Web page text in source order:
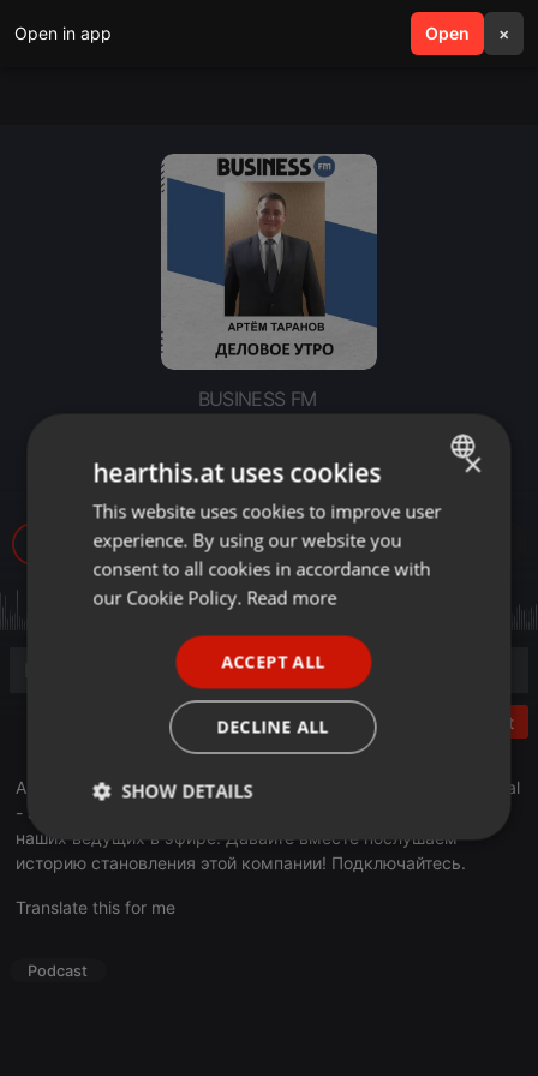
Open in app Open ×
search menu
BUSINESS FM
Деловое утро: Керемет Су -
история успеха
227
Post
Артем Таранов, директор компании Керемет Су. Вода Samal
- это та самая живительная сила, которая поддерживает
наших ведущих в эфире. Давайте вместе послушаем
историю становления этой компании! Подключайтесь.
Translate this for me
Podcast
ENGLISH
GERMAN
×
hearthis.at uses cookies
This website uses cookies to improve user
experience. By using our website you
consent to all cookies in accordance with
our Cookie Policy. Read more
ACCEPT ALL
DECLINE ALL
SHOW DETAILS
Strictly
necessary
Targeting Functionality